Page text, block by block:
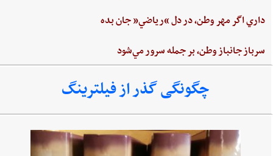
داري‌ اگر مهر وطن،‌ در دل‌ “رياضي”‌ جان ‌بده‌
سرباز جانباز وطن،‌ بر جمله سرور مي‌شود
چگونگی گذر از فیلترینگ